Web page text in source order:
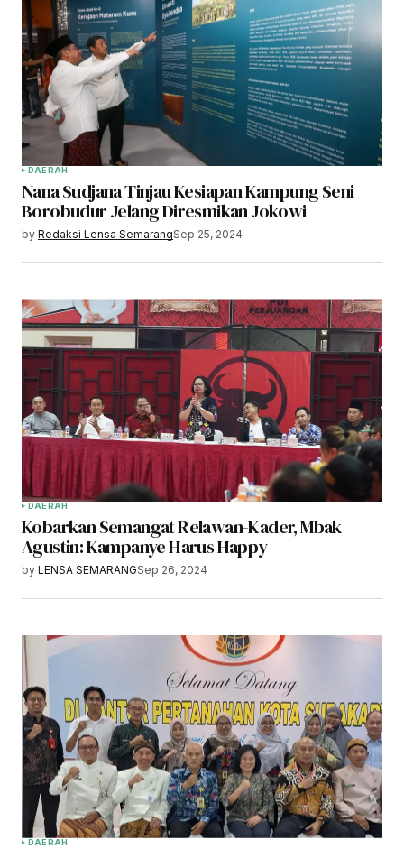
DAERAH
Nana Sudjana Tinjau Kesiapan Kampung Seni
Borobudur Jelang Diresmikan Jokowi
by Redaksi Lensa SemarangSep 25, 2024
DAERAH
Kobarkan Semangat Relawan-Kader, Mbak
Agustin: Kampanye Harus Happy
by LENSA SEMARANGSep 26, 2024
DAERAH